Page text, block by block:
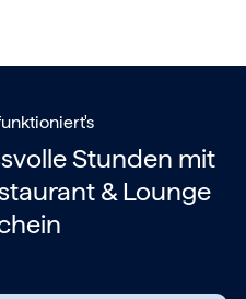
Stunden mit
& Lounge